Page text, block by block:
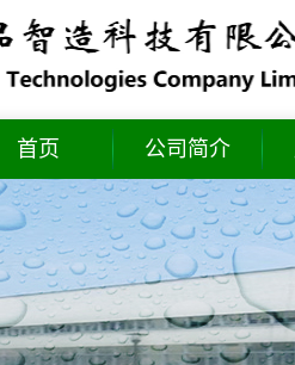
首页 公司简介
实时库存